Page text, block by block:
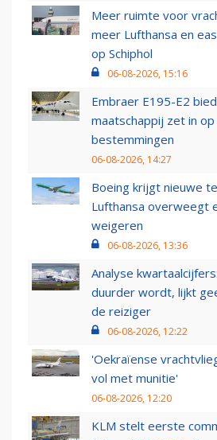
Meer ruimte voor
meer Lufthansa en
op Schiphol
06-08-2026, 15:16
Embraer E195-E2
maatschappij zet in
bestemmingen
06-08-2026, 14:27
Boeing krijgt nieuwe
Lufthansa overweegt
weigeren
06-08-2026, 13:36
Analyse
duurder wordt, lijkt
de reiziger
06-08-2026, 12:22
'Oekraïense
vol met munitie'
06-08-2026, 12:20
KLM stelt eerste